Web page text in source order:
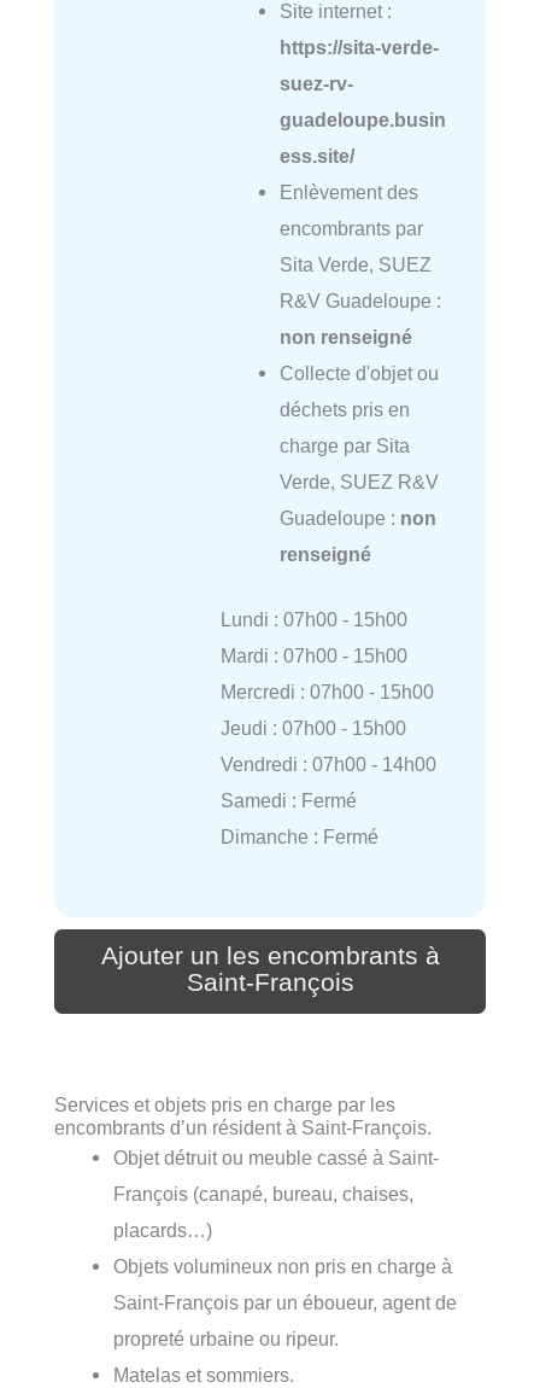
Site internet :
https://sita-verde-
suez-rv-
guadeloupe.busin
ess.site/
Enlèvement des
encombrants par
Sita Verde, SUEZ
R&V Guadeloupe :
non renseigné
Collecte d'objet ou
déchets pris en
charge par Sita
Verde, SUEZ R&V
Guadeloupe : non
renseigné
Lundi : 07h00 - 15h00
Mardi : 07h00 - 15h00
Mercredi : 07h00 - 15h00
Jeudi : 07h00 - 15h00
Vendredi : 07h00 - 14h00
Samedi : Fermé
Dimanche : Fermé
Ajouter un les encombrants à
Saint-François
Services et objets pris en charge par les
encombrants d’un résident à Saint-François.
Objet détruit ou meuble cassé à Saint-
François (canapé, bureau, chaises,
placards…)
Objets volumineux non pris en charge à
Saint-François par un éboueur, agent de
propreté urbaine ou ripeur.
Matelas et sommiers.